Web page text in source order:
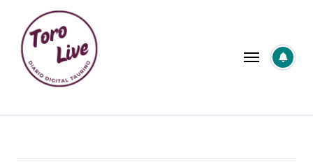
contenido